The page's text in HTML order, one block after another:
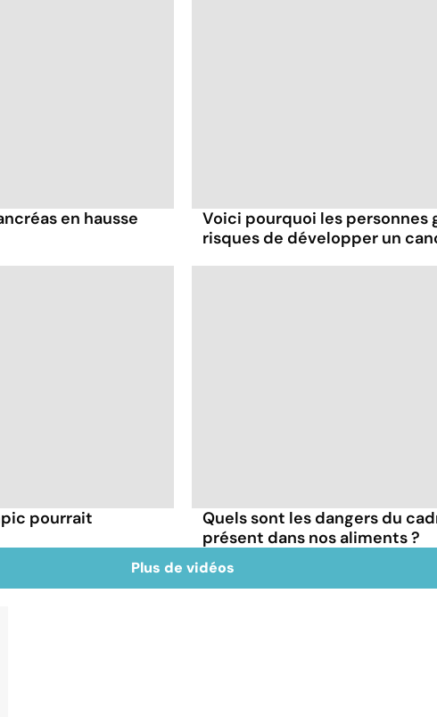
en hausse
Voici pourquoi les personnes
risques de développer un
pourrait
Quels sont les dangers du
présent dans nos aliments ?
Plus de vidéos